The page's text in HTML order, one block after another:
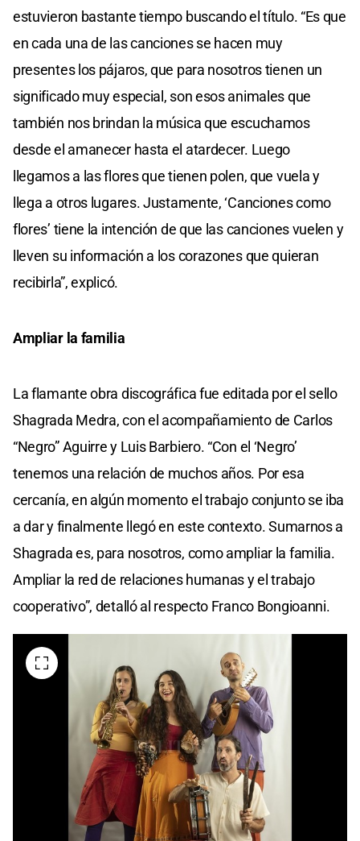
estuvieron bastante tiempo buscando el título. “Es que
en cada una de las canciones se hacen muy
presentes los pájaros, que para nosotros tienen un
significado muy especial, son esos animales que
también nos brindan la música que escuchamos
desde el amanecer hasta el atardecer. Luego
llegamos a las flores que tienen polen, que vuela y
llega a otros lugares. Justamente, ‘Canciones como
flores’ tiene la intención de que las canciones vuelen y
lleven su información a los corazones que quieran
recibirla”, explicó.
Ampliar la familia
La flamante obra discográfica fue editada por el sello
Shagrada Medra, con el acompañamiento de Carlos
“Negro” Aguirre y Luis Barbiero. “Con el ‘Negro’
tenemos una relación de muchos años. Por esa
cercanía, en algún momento el trabajo conjunto se iba
a dar y finalmente llegó en este contexto. Sumarnos a
Shagrada es, para nosotros, como ampliar la familia.
Ampliar la red de relaciones humanas y el trabajo
cooperativo”, detalló al respecto Franco Bongioanni.